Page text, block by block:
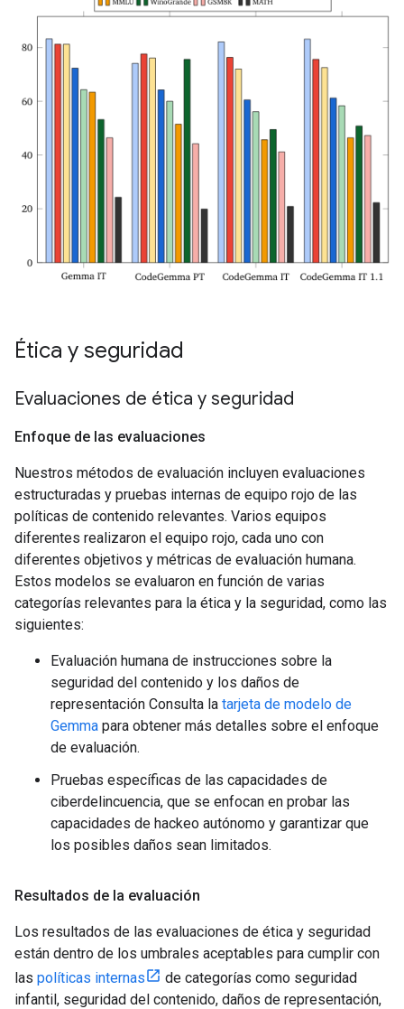
Ética y seguridad
Evaluaciones de ética y seguridad
Enfoque de las evaluaciones
Nuestros métodos de evaluación incluyen evaluaciones
estructuradas y pruebas internas de equipo rojo de las
políticas de contenido relevantes. Varios equipos
diferentes realizaron el equipo rojo, cada uno con
diferentes objetivos y métricas de evaluación humana.
Estos modelos se evaluaron en función de varias
categorías relevantes para la ética y la seguridad, como las
siguientes:
Evaluación humana de instrucciones sobre la
seguridad del contenido y los daños de
representación Consulta la tarjeta de modelo de
Gemma para obtener más detalles sobre el enfoque
de evaluación.
Pruebas específicas de las capacidades de
ciberdelincuencia, que se enfocan en probar las
capacidades de hackeo autónomo y garantizar que
los posibles daños sean limitados.
Resultados de la evaluación
Los resultados de las evaluaciones de ética y seguridad
están dentro de los umbrales aceptables para cumplir con
las políticas internas
de categorías como seguridad
infantil, seguridad del contenido, daños de representación,